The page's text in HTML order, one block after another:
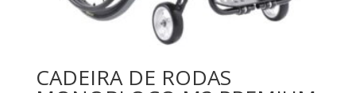
CADEIRA DE RODAS